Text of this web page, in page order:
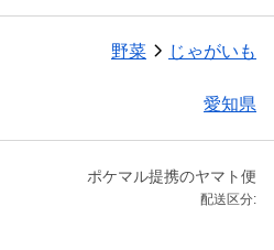
野菜 じゃがいも
愛知県
ポケマル提携のヤマト便
配送区分: